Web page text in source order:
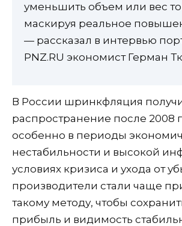
уменьшить объем или вес
маскируя реальное
— рассказал в интервью
PNZ.RU экономист Герман
В России шринкфляция
распространение после 2008
особенно в периоды
нестабильности и высокой
условиях кризиса и ухода от
производители стали чаще
такому методу, чтобы
прибыль и видимость